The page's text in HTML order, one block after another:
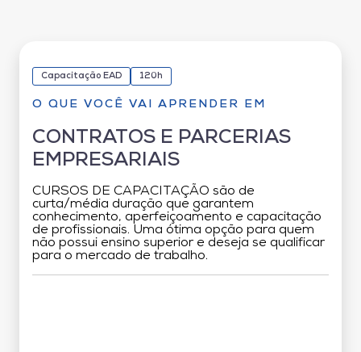
Capacitação EAD 120h
O QUE VOCÊ VAI APRENDER EM
CONTRATOS E PARCERIAS
EMPRESARIAIS
CURSOS DE CAPACITAÇÃO são de
curta/média duração que garantem
conhecimento, aperfeiçoamento e capacitação
de profissionais. Uma ótima opção para quem
não possui ensino superior e deseja se qualificar
para o mercado de trabalho.